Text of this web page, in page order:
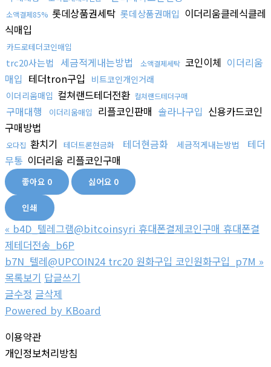
소액결제85% 롯데상품권세탁 롯데상품권매입 이더리움클레식클레
식매입
카드로테더코인매입
trc20사는법 세금적게내는방법 소액결제세탁 코인이체 이더리움
매입 테더tron구입
비트코인개인거래
이더리움매입 컬쳐랜드테더전환 컬쳐랜드테더구매
구매대행 이더리움매입 리플코인판매 솔라나구입 신용카드코인
구매방법
오다집 환치기 테더트론현금화 테더현금화 세금적게내는방법
테더
무통 이더리움 리플코인구매
좋아요 0 싫어요 0
인쇄
« b4D_텔레그램@bitcoinsyri 휴대폰결제코인구매 휴대폰결
제테더전송_b6P
b7N_텔레@UPCOIN24 trc20 원화구입 코인원화구입_p7M »
목록보기 답글쓰기
글수정 글삭제
Powered by KBoard
이용약관
개인정보처리방침